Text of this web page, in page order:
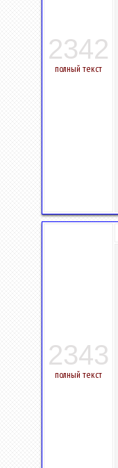
2342
полный текст
2343
полный текст